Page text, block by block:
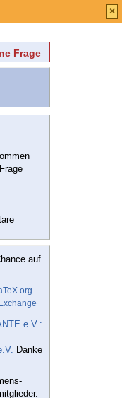
Frage
auf
e.V.:
Danke
×